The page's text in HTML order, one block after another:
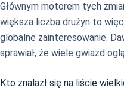
Głównym motorem tych
większa liczba drużyn to
globalne zainteresowanie.
sprawiał, że wiele gwiazd
Kto znalazł się na liście